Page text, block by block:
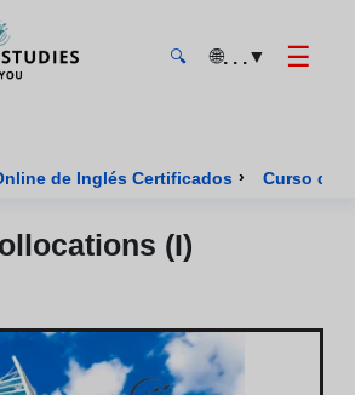
🔍 🌐. . .▼ ☰
de Inglés Certificados › Curso de
(i)